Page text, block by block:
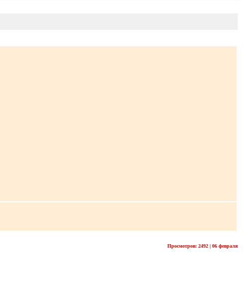
Просмотров: 2492 | 06 февраля